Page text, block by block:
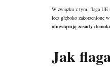
W związku z tym, flaga UE
lecz głęboko zakorzenione
obowiązują zasady
Jak